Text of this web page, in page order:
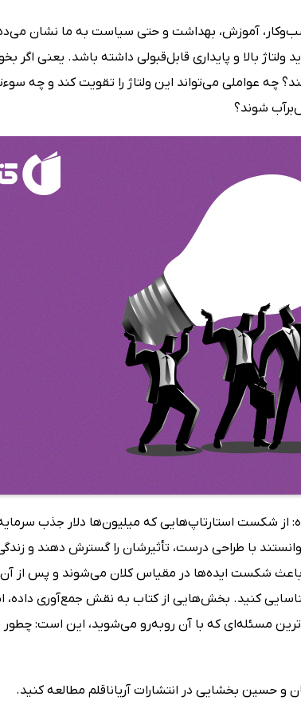
آموزش، بهداشت و حتی سیاست به ما نشان
بالا و پایداری قابل‌قبولی داشته باشد. یعنی اگر
چه عواملی می‌تواند این ولتاژ را تقویت کند و چه
شوند؟
از شکست استارتاپ‌هایی که میلیون‌ها دلار جذب سرمایه
با طراحی درست، تأثیرشان را گسترش دهند و زندگی
شکست ایده‌ها در مقیاس کلان می‌شوند و پس از
کنید. بخش‌هایی از کتاب به نقش جمع‌آوری داده،
مسئله‌ای که با آن روبه‌رو می‌شوید، این است: چطور
و حسین بخشایی در انتشارات آریاناقلم مطالعه کنید.